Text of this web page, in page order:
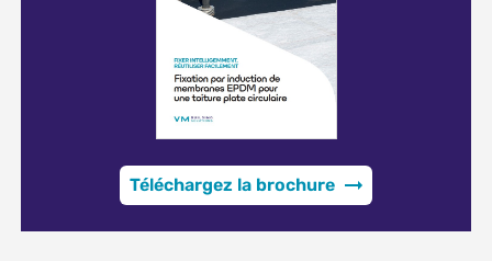
Téléchargez la brochure